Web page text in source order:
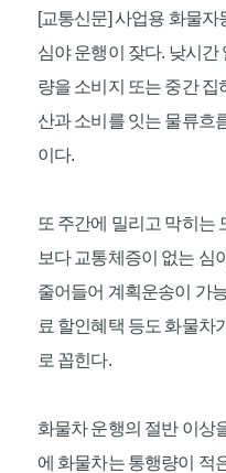
[교통신문] 사업용 화물자
심야 운행이 잦다. 낮시
량을 소비지 또는 중간
산과 소비를 잇는 물류흐
이다.
또 주간에 밀리고 막히는
보다 교통체증이 없는 심
줄어들어 계획운송이 가
료 할인혜택 등도 화물차
로 꼽힌다.
화물차 운행의 절반 이상
에 화물차는 통행량이 적